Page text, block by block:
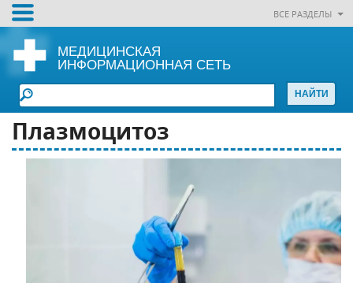
ВСЕ РАЗДЕЛЫ
МЕДИЦИНСКАЯ
ИНФОРМАЦИОННАЯ СЕТЬ
Плазмоцитоз